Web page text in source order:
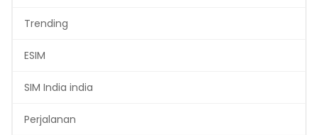
Trending
ESIM
SIM India india
Perjalanan